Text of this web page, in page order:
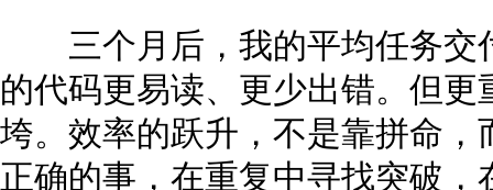
三个月后，我的平均任务交
的代码更易读、更少出错。但
垮。效率的跃升，不是靠拼命
正确的事，在重复中寻找突破，